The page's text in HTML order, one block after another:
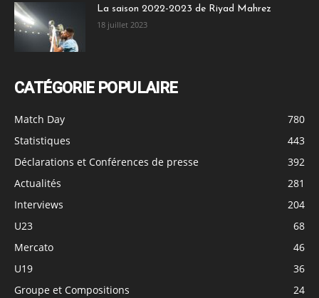
La saison 2022-2023 de Riyad Mahrez
18 juillet 2023
CATÉGORIE POPULAIRE
Match Day
780
Statistiques
443
Déclarations et Conférences de presse
392
Actualités
281
Interviews
204
U23
68
Mercato
46
U19
36
Groupe et Compositions
24